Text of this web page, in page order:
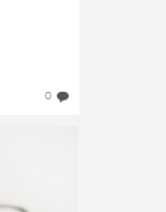
0